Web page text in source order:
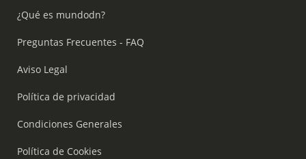
¿Qué es mundodn?
Preguntas Frecuentes - FAQ
Aviso Legal
Política de privacidad
Condiciones Generales
Política de Cookies